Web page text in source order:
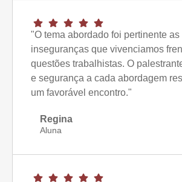
"O tema abordado foi pertinente
inseguranças que vivenciamos
questões trabalhistas. O
e segurança a cada abordagem
um favorável encontro."
Regina
Aluna